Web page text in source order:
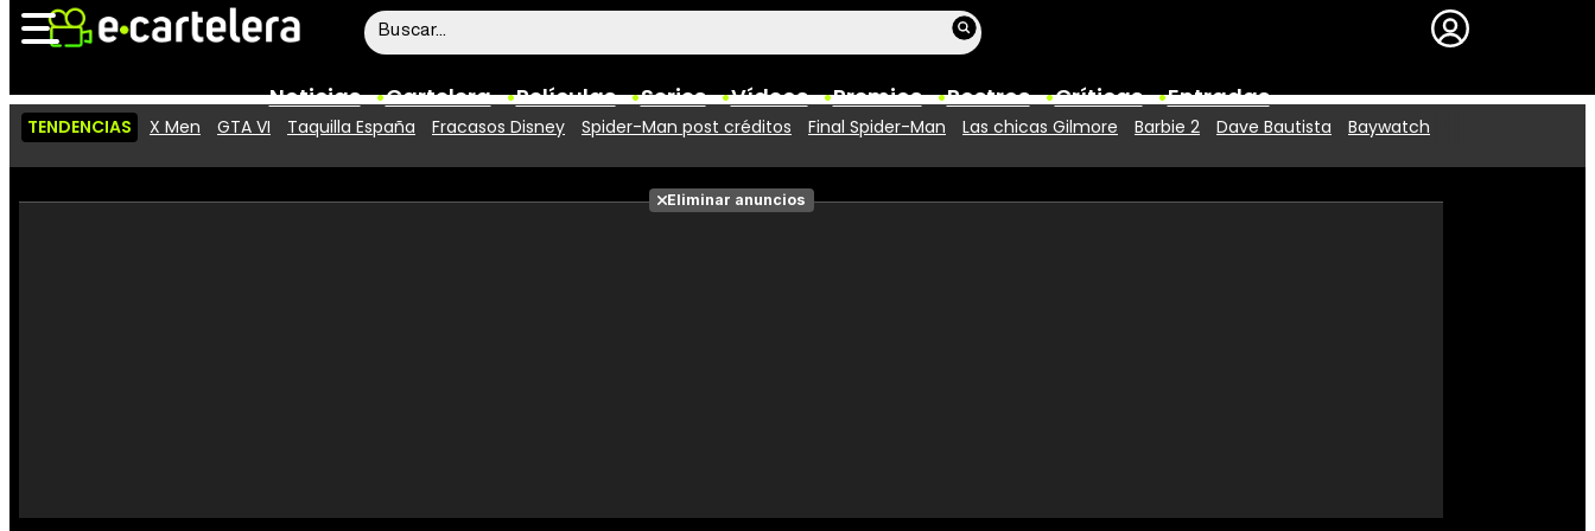
Noticias Cartelera Películas Series Vídeos Premios Rostros Críticas Entradas
Vídeos
Taquilla Fotos
Premios
TENDENCIAS X Men GTA VI Taquilla España Fracasos Disney Spider-Man post créditos Final Spider-Man Las chicas Gilmore Barbie 2 Dave Bautista Baywatch
Eliminar anuncios